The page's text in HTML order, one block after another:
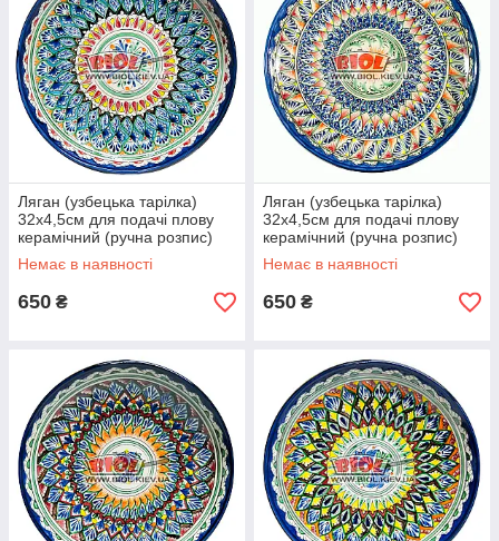
Ляган (узбецька тарілка)
32х4,5см для подачі плову
керамічний (ручна розпис)
(варіант 4)
Немає в наявності
650 ₴
Ляган (узбецька тарілка)
32х4,5см для подачі плову
керамічний (ручна розпис)
(варіант 5)
Немає в наявності
650 ₴